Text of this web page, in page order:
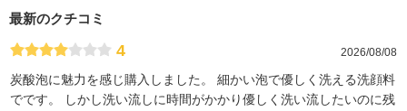
最新のクチコミ
4 2026/08/08
炭酸泡に魅力を感じ購入しました。 細かい泡で優しく洗える洗顔料
でです。 しかし洗い流しに時間がかかり優しく洗い流したいのに残